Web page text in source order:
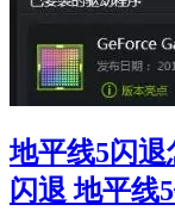
地平线5闪
闪退 地平线